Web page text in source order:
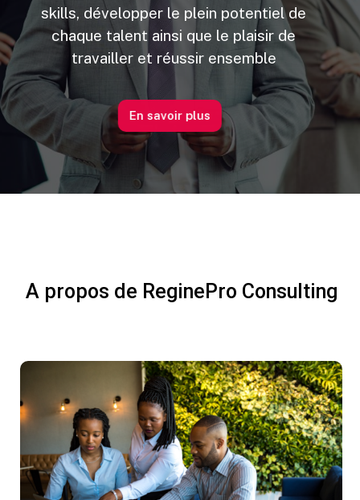
skills, développer le plein potentiel de
chaque talent ainsi que le plaisir de
travailler et réussir ensemble
En savoir plus
A propos de ReginePro Consulting